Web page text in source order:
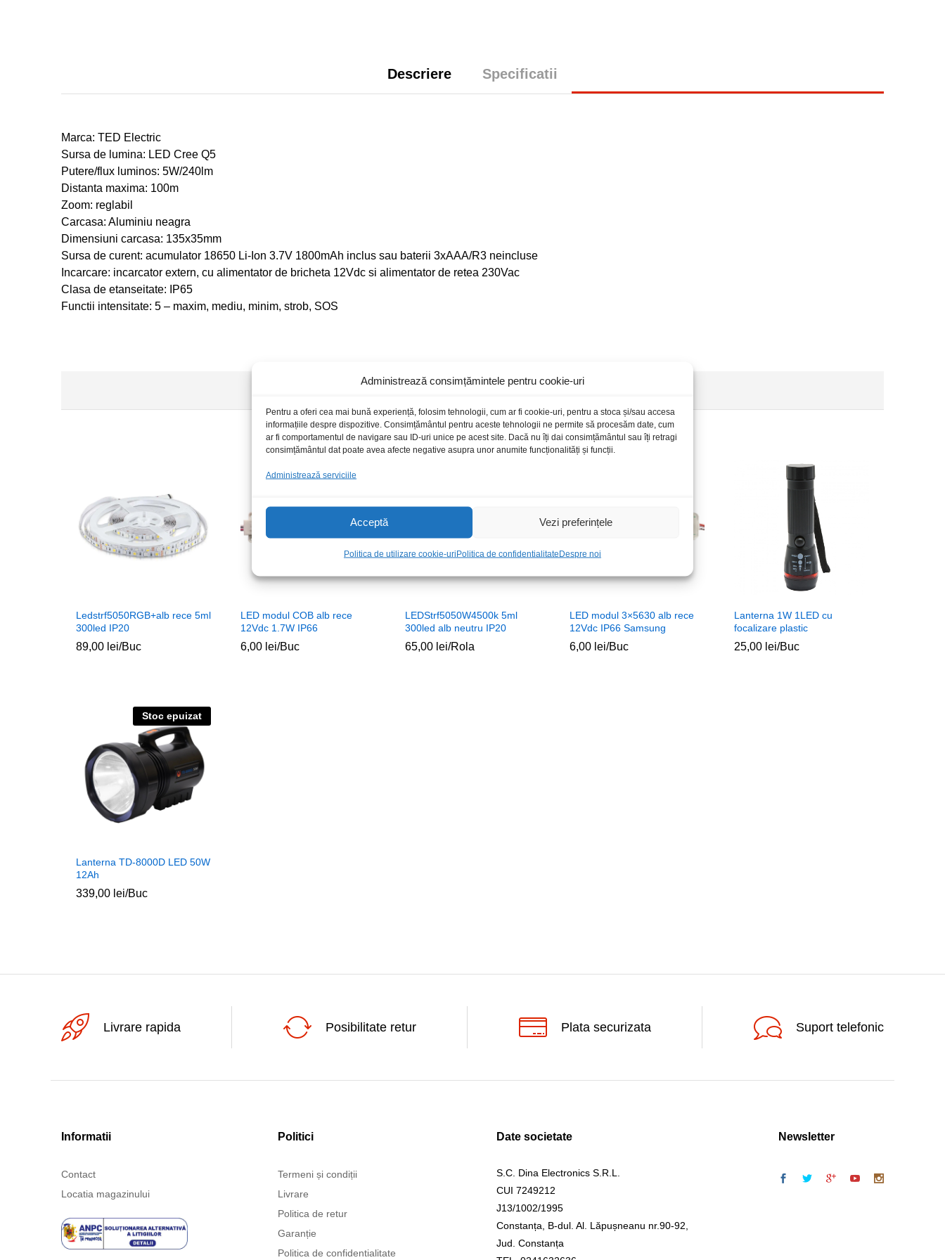
Administrează consimțămintele pentru cookie-uri
Pentru a oferi cea mai bună experiență, folosim tehnologii, cum ar fi cookie-uri, pentru a stoca și/sau accesa
informațiile despre dispozitive. Consimțământul pentru aceste tehnologii ne permite să procesăm date, cum
ar fi comportamentul de navigare sau ID-uri unice pe acest site. Dacă nu îți dai consimțământul sau îți retragi
consimțământul dat poate avea afecte negative asupra unor anumite funcționalități și funcții.
Administrează serviciile
Acceptă Vezi preferințele
Politica de utilizare cookie-uriPolitica de confidentialitateDespre noi
Descriere Specificatii
Marca: TED Electric
Sursa de lumina: LED Cree Q5
Putere/flux luminos: 5W/240lm
Distanta maxima: 100m
Zoom: reglabil
Carcasa: Aluminiu neagra
Dimensiuni carcasa: 135x35mm
Sursa de curent: acumulator 18650 Li-Ion 3.7V 1800mAh inclus sau baterii 3xAAA/R3 neincluse
Incarcare: incarcator extern, cu alimentator de bricheta 12Vdc si alimentator de retea 230Vac
Clasa de etanseitate: IP65
Functii intensitate: 5 – maxim, mediu, minim, strob, SOS
Produse recomandate
Ledstrf5050RGB+alb rece 5ml
300led IP20
89,00 lei/Buc
Stoc epuizat
LED modul COB alb rece
12Vdc 1.7W IP66
6,00 lei/Buc
LEDStrf5050W4500k 5ml
300led alb neutru IP20
65,00 lei/Rola
LED modul 3×5630 alb rece
12Vdc IP66 Samsung
6,00 lei/Buc
Lanterna 1W 1LED cu
focalizare plastic
25,00 lei/Buc
Stoc epuizat
Lanterna TD-8000D LED 50W
12Ah
339,00 lei/Buc
Livrare rapida Posibilitate retur Plata securizata Suport telefonic
Informatii
Contact
Locatia magazinului
Politici
Termeni și condiții
Livrare
Politica de retur
Garanție
Politica de confidentialitate
Date societate
S.C. Dina Electronics S.R.L.
CUI 7249212
J13/1002/1995
Constanța, B-dul. Al. Lăpușneanu nr.90-92,
Jud. Constanța
Newsletter